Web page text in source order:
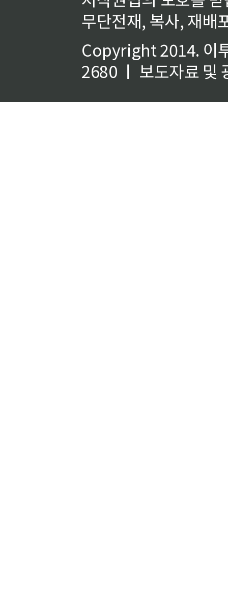
무단전재, 복사, 재배
Copyright 2014. 이
2680 ㅣ 보도자료